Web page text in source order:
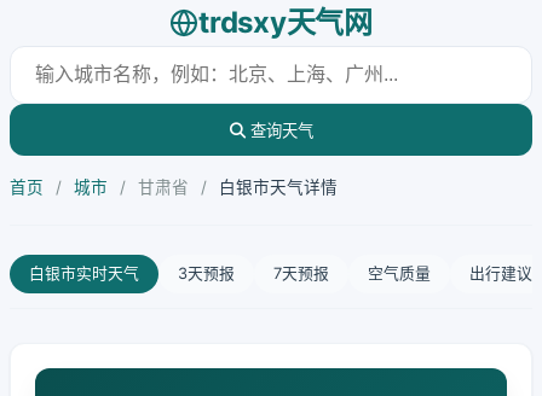
trdsxy天气网
查询天气
首页 / 城市 / 甘肃省 / 白银市天气详情
白银市实时天气 3天预报 7天预报 空气质量 出行建议